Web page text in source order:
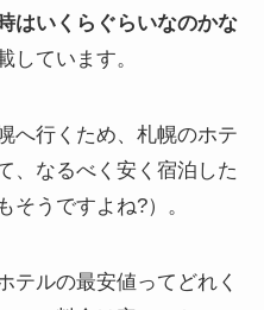
はいくらぐらいなのかな
しています。
へ行くため、札幌のホテ
、なるべく安く宿泊した
そうですよね?）。
テルの最安値ってどれく